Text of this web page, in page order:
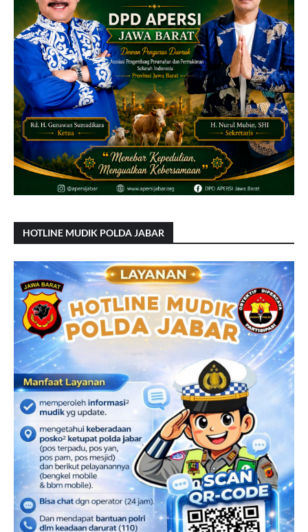
HOTLINE MUDIK POLDA JABAR